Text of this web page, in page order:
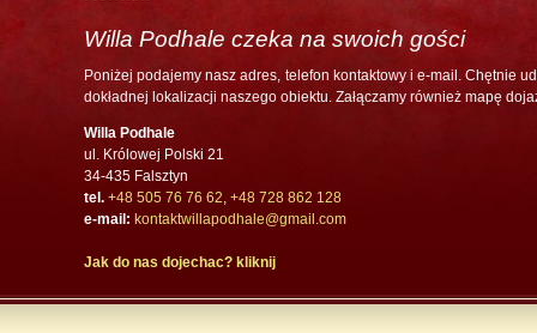
Willa Podhale czeka na swoich gości
Poniżej podajemy nasz adres, telefon kontaktowy i e-mail. Chętnie
dokładnej lokalizacji naszego obiektu. Załączamy również mapę
Willa Podhale
ul. Królowej Polski 21
34-435 Falsztyn
tel. +48 505 76 76 62, +48 728 862 128
e-mail: kontaktwillapodhale@gmail.com
Jak do nas dojechac? kliknij